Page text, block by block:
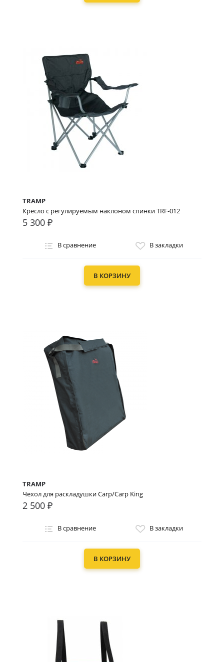
TRAMP
Кресло с регулируемым наклоном спинки TRF-012
5 300 ₽
В сравнение В закладки
В КОРЗИНУ
TRAMP
Чехол для раскладушки Carp/Carp King
2 500 ₽
В сравнение В закладки
В КОРЗИНУ